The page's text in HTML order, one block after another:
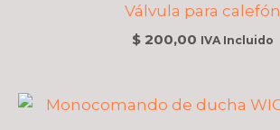
Válvula para calefón
$200,00 IVA Incluido